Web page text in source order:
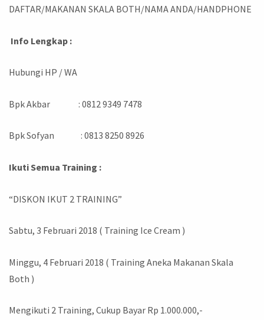
DAFTAR/MAKANAN SKALA BOTH/NAMA ANDA/HANDPHONE
Info Lengkap :
Hubungi HP / WA
Bpk Akbar : 0812 9349 7478
Bpk Sofyan : 0813 8250 8926
Ikuti Semua Training :
“DISKON IKUT 2 TRAINING”
Sabtu, 3 Februari 2018 ( Training Ice Cream )
Minggu, 4 Februari 2018 ( Training Aneka Makanan Skala
Both )
Mengikuti 2 Training, Cukup Bayar Rp 1.000.000,-